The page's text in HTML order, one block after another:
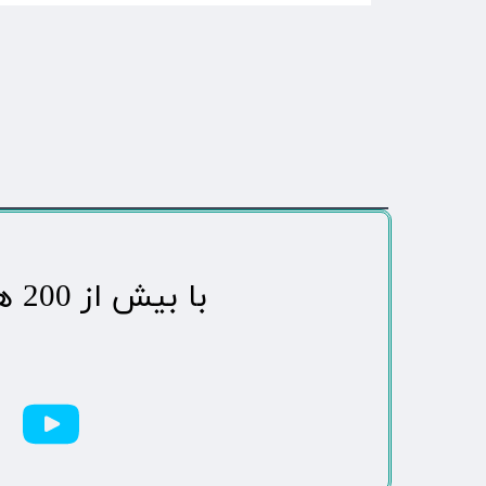
​با بیش از 200 هزاردنبال کننده محبوب ترین رسانه مردمی شهر مهاباد​​​​​​​​​​​​​​